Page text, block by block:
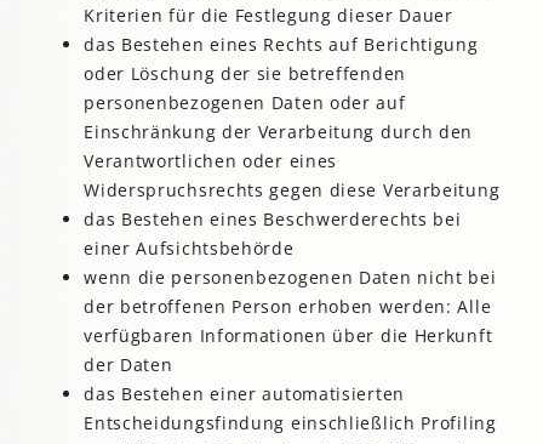
Kriterien für die Festlegung dieser Dauer
das Bestehen eines Rechts auf Berichtigung
oder Löschung der sie betreffenden
personenbezogenen Daten oder auf
Einschränkung der Verarbeitung durch den
Verantwortlichen oder eines
Widerspruchsrechts gegen diese Verarbeitung
das Bestehen eines Beschwerderechts bei
einer Aufsichtsbehörde
wenn die personenbezogenen Daten nicht bei
der betroffenen Person erhoben werden: Alle
verfügbaren Informationen über die Herkunft
der Daten
das Bestehen einer automatisierten
Entscheidungsfindung einschließlich Profiling